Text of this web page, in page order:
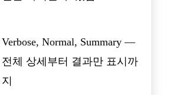
Verbose, Normal, Summary —
전체 상세부터 결과만 표시까
지